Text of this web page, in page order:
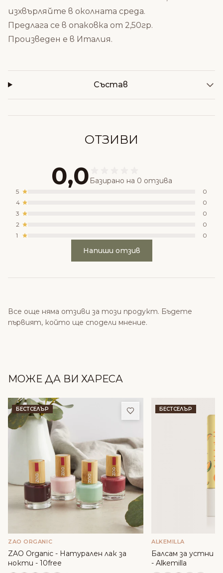
изхвърляйте в околната среда.
Предлага се в опаковка от 2,50гр.
Произведен е в Италия.
Състав
ОТЗИВИ
0,0 Базирано на 0 отзива
5
0
4
0
3
0
2
0
1
0
Напиши отзив
Все още няма отзиви за този продукт. Бъдете
първият, който ще сподели мнение.
МОЖЕ ДА ВИ ХАРЕСА
БЕСТСЕЛЪР Добави в любими
ZAO ORGANIC
ZAO Organic - Натурален лак за
нокти - 10free
БЕСТСЕЛЪР
ALKEMILLA
Балсам за устни с
- Alkemilla